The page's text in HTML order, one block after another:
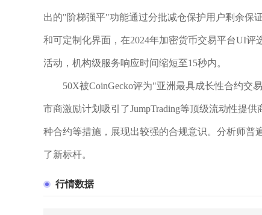
出的"阶梯强平"功能通过分批减仓保护用户剩余保
和可定制化界面，在2024年加密货币交易平台UI
活动，机构级服务响应时间缩短至15秒内。
50X被CoinGecko评为"亚洲最具成长性合约交
市商激励计划吸引了JumpTrading等顶级流动性提
种合约等措施，展现出较强的合规意识。分析师普
了新标杆。
行情数据